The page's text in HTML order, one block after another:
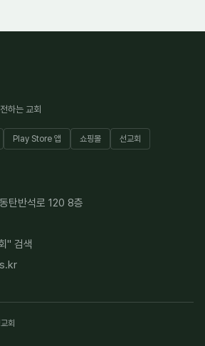
하는 교회
Play Store 앱 쇼핑몰 선교회
탄반석로 120 8층
" 검색
회